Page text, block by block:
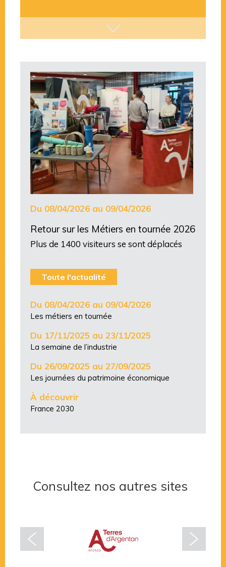
Du 08/04/2026 au 09/04/2026
Retour sur les Métiers en tournée 2026
Plus de 1400 visiteurs se sont déplacés
Toute l'actualité
Du 08/04/2026 au 09/04/2026
Les métiers en tournée
Du 17/11/2025 au 23/11/2025
La semaine de l’industrie
Du 26/09/2025 au 27/09/2025
Les journées du patrimoine économique
À découvrir
France 2030
Consultez nos autres sites